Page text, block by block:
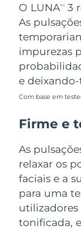
O LUNATM
3
As
impurezas
e
Com base em
Firme e
As
relaxar os
faciais e a
para uma
tonificada,
México
Mônaco
Países
Nova
Noruega
Omã
Filipinas
Polônia